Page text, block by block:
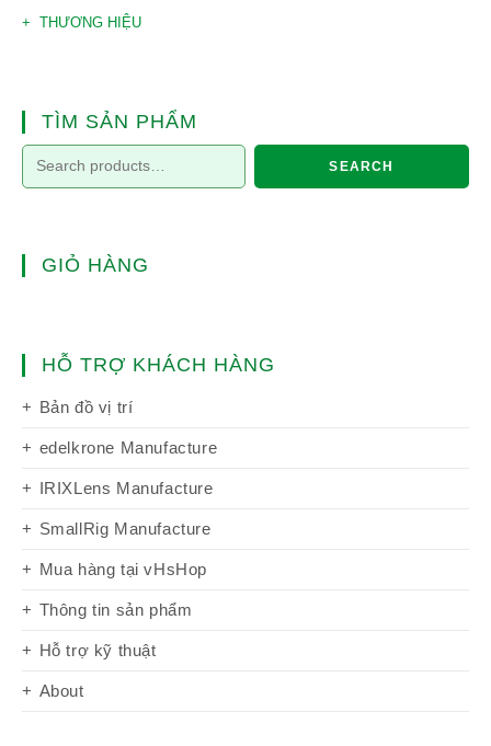
THƯƠNG HIỆU
TÌM SẢN PHẨM
SEARCH
GIỎ HÀNG
HỖ TRỢ KHÁCH HÀNG
Bản đồ vị trí
edelkrone Manufacture
IRIXLens Manufacture
SmallRig Manufacture
Mua hàng tại vHsHop
Thông tin sản phẩm
Hỗ trợ kỹ thuật
About